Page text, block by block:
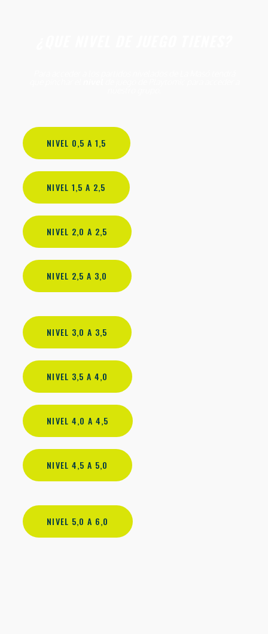
NIVEL 0,5 A 1,5
NIVEL 1,5 A 2,5
NIVEL 2,0 A 2,5
NIVEL 2,5 A 3,0
NIVEL 3,0 A 3,5
NIVEL 3,5 A 4,0
NIVEL 4,0 A 4,5
NIVEL 4,5 A 5,0
NIVEL 5,0 A 6,0